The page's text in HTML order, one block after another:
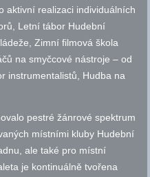
aktivní realizaci individuálních
Letní tábor Hudební
Zimní filmová škola
na smyčcové nástroje – od
instrumentalistů, Hudba na
pestré žánrové spektrum
místními kluby Hudební
ale také pro místní
je kontinuálně tvořena